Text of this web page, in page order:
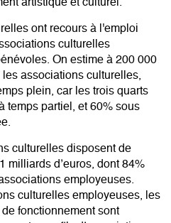
artistique et culturel.
ont recours à l'emploi
culturelles
On estime à 200 000
associations culturelles,
plein, car les trois quarts
temps partiel, et 60% sous
culturelles disposent de
milliards d’euros, dont 84%
employeuses.
culturelles employeuses, les
fonctionnement sont